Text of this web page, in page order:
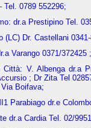
Tel. 0789 552296;
dr.a Prestipino Tel.
(LC) Dr. Castellani
Varango 0371/372425 ;
Città: V. Albenga dr.a
; Dr Zita Tel
Boifava;
Parabiago dr.e
dr.a Cardia Tel. 02/